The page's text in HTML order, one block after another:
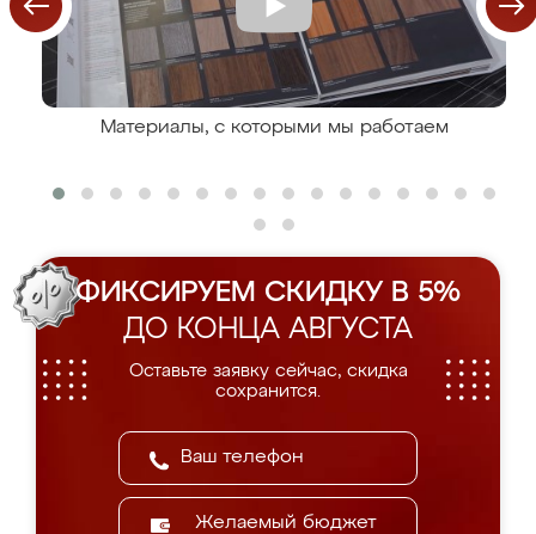
Материалы, с которыми мы работаем
ФИКСИРУЕМ СКИДКУ В 5%
ДО КОНЦА АВГУСТА
Оставьте заявку сейчас, скидка
сохранится.
Желаемый бюджет